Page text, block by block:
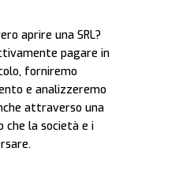
aprire una SRL?
pagare in
forniremo
e analizzeremo
attraverso una
che la società e i